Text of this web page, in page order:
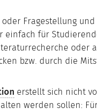
Fragestellung
für
oder
bzw. durch die
erstellt sich nicht
werden sollen: